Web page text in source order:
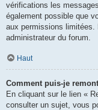
vérifications les
également possible que
aux permissions limitées.
administrateur du forum.
Haut
Comment puis-je
En cliquant sur le lien «
consulter un sujet, vous